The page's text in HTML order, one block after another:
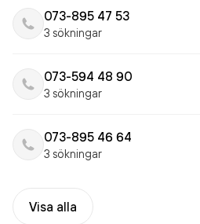
073-895 47 53
3 sökningar
073-594 48 90
3 sökningar
073-895 46 64
3 sökningar
Visa alla